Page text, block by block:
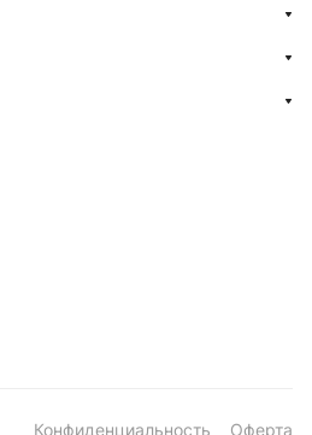
Конфиденциальность Оферта